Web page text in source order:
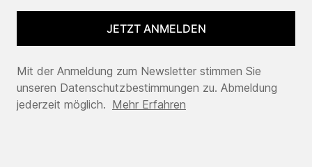
JETZT ANMELDEN
Mit der Anmeldung zum Newsletter stimmen Sie
unseren Datenschutzbestimmungen zu. Abmeldung
jederzeit möglich. Mehr Erfahren